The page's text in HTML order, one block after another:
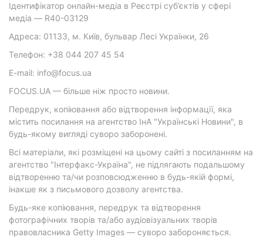
Ідентифікатор онлайн-медіа в Реєстрі суб’єктів у сфері
медіа — R40-03129
Адреса: 01133, м. Київ, бульвар Лесі Українки, 26
Телефон: +38 044 207 45 54
E-mail: info@focus.ua
FOCUS.UA — більше ніж просто новини.
Передрук, копіювання або відтворення інформації, яка
містить посилання на агентство ІнА "Українські Новини", в
будь-якому вигляді суворо заборонені.
Всі матеріали, які розміщені на цьому сайті з посиланням на
агентство "Інтерфакс-Україна", не підлягають подальшому
відтворенню та/чи розповсюдженню в будь-якій формі,
інакше як з письмового дозволу агентства.
Будь-яке копіювання, передрук та відтворення
фотографічних творів та/або аудіовізуальних творів
правовласника Getty Images — суворо забороняється.